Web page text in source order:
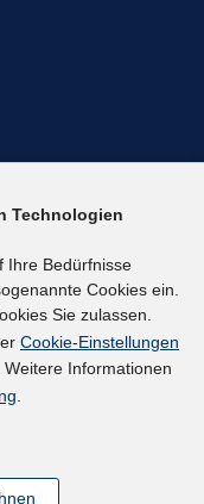
Technologien
Ihre Bedürfnisse
Cookies ein.
Sie zulassen.
Cookie-Einstellungen
Informationen
.